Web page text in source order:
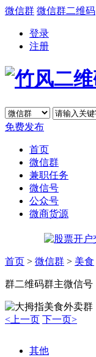
微信群 微信群二维码
登录
注册
免费发布
首页
微信群
兼职任务
微信号
公众号
微商货源
首页 > 微信群 > 美食
群二维码群主微信号
<上一页 下一页>
其他